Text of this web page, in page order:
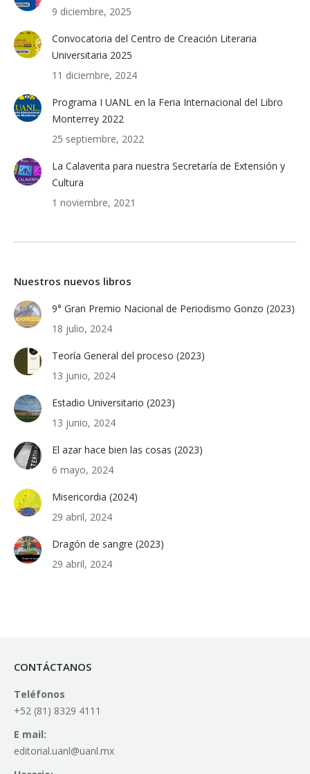
9 diciembre, 2025
Convocatoria del Centro de Creación Literaria
Universitaria 2025
11 diciembre, 2024
Programa I UANL en la Feria Internacional del Libro
Monterrey 2022
25 septiembre, 2022
La Calaverita para nuestra Secretaría de Extensión y
Cultura
1 noviembre, 2021
Nuestros nuevos libros
9° Gran Premio Nacional de Periodismo Gonzo (2023)
18 julio, 2024
Teoría General del proceso (2023)
13 junio, 2024
Estadio Universitario (2023)
13 junio, 2024
El azar hace bien las cosas (2023)
6 mayo, 2024
Misericordia (2024)
29 abril, 2024
Dragón de sangre (2023)
29 abril, 2024
CONTÁCTANOS
Teléfonos
+52 (81) 8329 4111
E mail:
editorial.uanl@uanl.mx